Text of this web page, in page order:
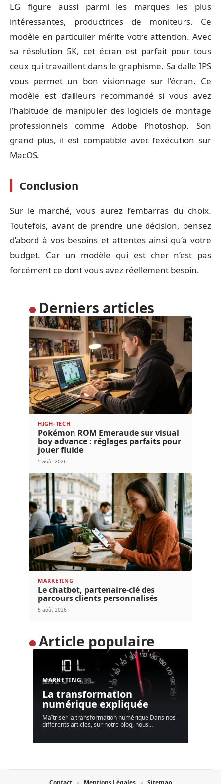
LG figure aussi parmi les marques les plus
intéressantes, productrices de moniteurs. Ce
modèle en particulier mérite votre attention. Avec
sa résolution 5K, cet écran est parfait pour tous
ceux qui travaillent dans le graphisme. Sa dalle IPS
vous permet un bon visionnage sur l’écran. Ce
modèle est d’ailleurs recommandé si vous avez
l’habitude de manipuler des logiciels de montage
professionnels comme Adobe Photoshop. Son
grand plus, il est compatible avec l’exécution sur
MacOS.
Conclusion
Sur le marché, vous aurez l’embarras du choix.
Toutefois, avant de prendre une décision, pensez
d’abord à vos besoins et attentes ainsi qu’à votre
budget. Car un modèle qui est cher n’est pas
forcément ce dont vous avez réellement besoin.
Derniers articles
HIGH-TECH
Pokémon ROM Emeraude sur visual
boy advance : réglages parfaits pour
jouer fluide
5 août 2026
MARKETING
Le chatbot, partenaire-clé des
parcours clients personnalisés
5 août 2026
Article populaire
MARKETING
La transformation
numérique expliquée
Maîtriser la transformation numérique Dans nos
différents articles, sur notre blog, nous…
Contact Mentions Légales Sitemap